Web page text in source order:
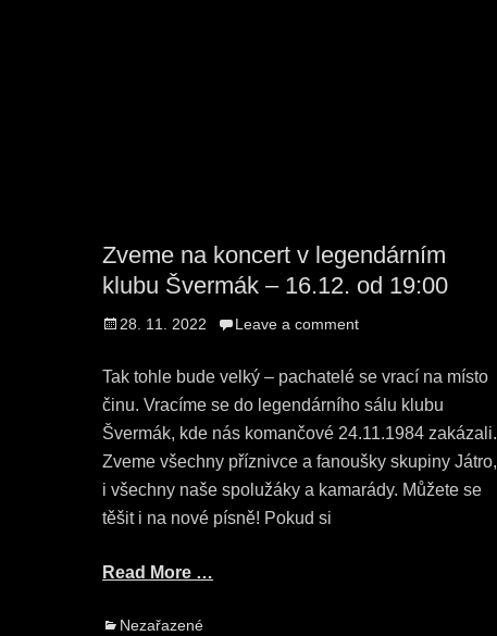
Zveme na koncert v legendárním
klubu Švermák – 16.12. od 19:00
Posted
28. 11. 2022 Leave a comment
Tak tohle bude velký – pachatelé se vrací na místo
činu. Vracíme se do legendárního sálu klubu
Švermák, kde nás komančové 24.11.1984 zakázali.
Zveme všechny příznivce a fanoušky skupiny Játro,
i všechny naše spolužáky a kamarády. Můžete se
těšit i na nové písně! Pokud si
Read More …
Categories
Nezařazené